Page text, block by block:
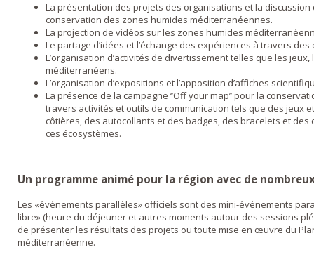
La présentation des projets des organisations et la discussion
conservation des zones humides méditerranéennes.
La projection de vidéos sur les zones humides
Le partage d’idées et l’échange des expériences à travers
L’organisation d’activités de divertissement telles que les
méditerranéens.
L’organisation d’expositions et l’apposition d’affiches
La présence de la campagne ‘’Off your map’’ pour la
travers activités et outils de communication tels que des jeux
côtières, des autocollants et des badges, des bracelets et
ces écosystèmes.
Un programme animé pour la région avec de
Les «événements parallèles» officiels sont des mini-événements
libre» (heure du déjeuner et autres moments autour des sessions
de présenter les résultats des projets ou toute mise en œuvre du
méditerranéenne.